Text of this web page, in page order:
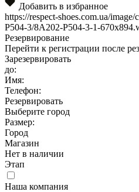
Добавить в избранное
https://respect-shoes.com.ua/
P504-3/8A202-P504-3-1-
Резервирование
Перейти к регистрации после
Зарезервировать
до:
Имя:
Телефон:
Резервировать
Выберите город
Размер:
Город
Магазин
Нет в наличии
Этап
Наша компания